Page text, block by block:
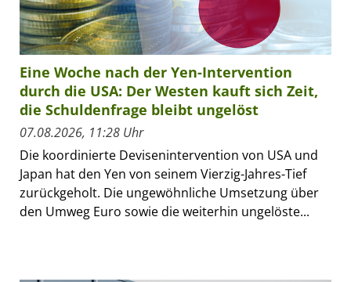
Eine Woche nach der Yen-Intervention
durch die USA: Der Westen kauft sich Zeit,
die Schuldenfrage bleibt ungelöst
07.08.2026, 11:28 Uhr
Die koordinierte Devisenintervention von USA und
Japan hat den Yen von seinem Vierzig-Jahres-Tief
zurückgeholt. Die ungewöhnliche Umsetzung über
den Umweg Euro sowie die weiterhin ungelöste...